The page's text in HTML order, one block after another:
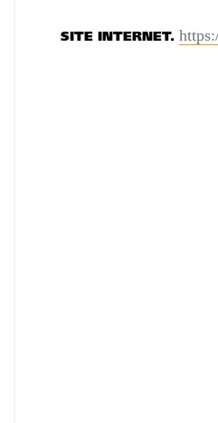
SITE INTERNET.